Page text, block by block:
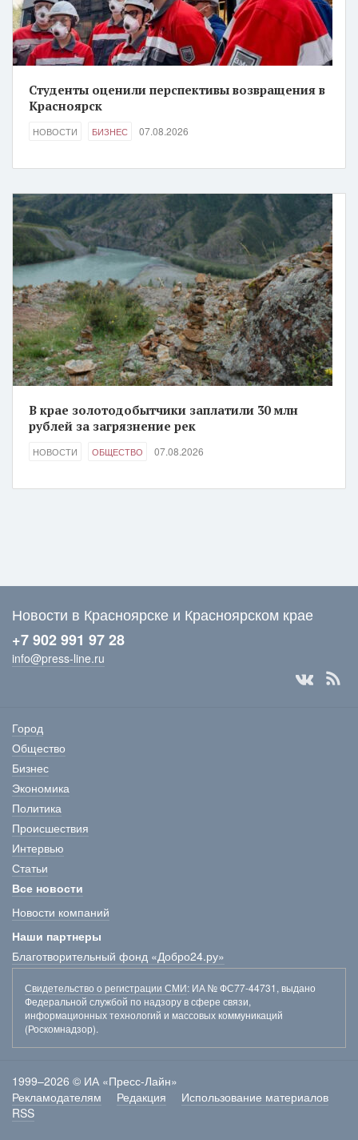
Студенты оценили перспективы возвращения в
Красноярск
НОВОСТИ БИЗНЕС 07.08.2026
В крае золотодобытчики заплатили 30 млн
рублей за загрязнение рек
НОВОСТИ ОБЩЕСТВО 07.08.2026
Новости в Красноярске и Красноярском крае
+7 902 991 97 28
info@press-line.ru
Город
Общество
Бизнес
Экономика
Политика
Происшествия
Интервью
Статьи
Все новости
Новости компаний
Наши партнеры
Благотворительный фонд «Добро24.ру»
Свидетельство о регистрации СМИ: ИА № ФС77-44731, выдано
Федеральной службой по надзору в сфере связи,
информационных технологий и массовых коммуникаций
(Роскомнадзор).
1999–2026 © ИА «Пресс-Лайн»
Рекламодателям
Редакция
Использование материалов
RSS